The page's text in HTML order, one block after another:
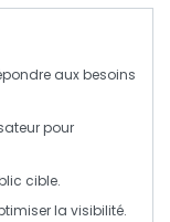
auxbesoins
pour
cible.
la visibilité.